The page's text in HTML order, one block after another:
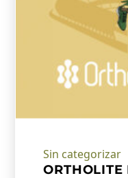
Sin categorizar
ORTHOLITE